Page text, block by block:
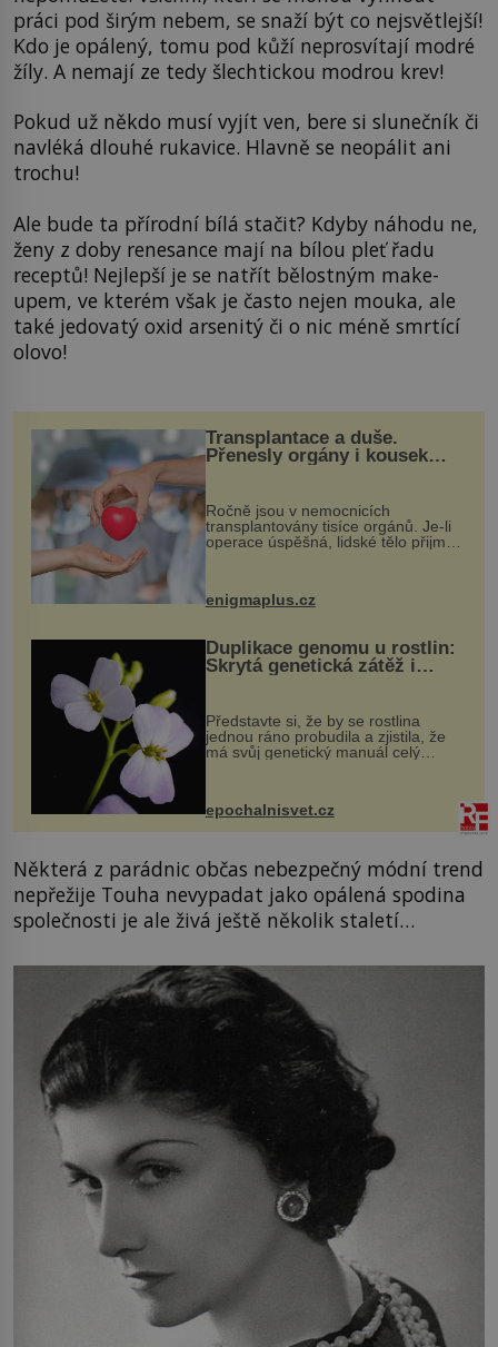
práci pod širým nebem, se snaží být co nejsvětlejší!
Kdo je opálený, tomu pod kůží neprosvítají modré
žíly. A nemají ze tedy šlechtickou modrou krev!
Pokud už někdo musí vyjít ven, bere si slunečník či
navléká dlouhé rukavice. Hlavně se neopálit ani
trochu!
Ale bude ta přírodní bílá stačit? Kdyby náhodu ne,
ženy z doby renesance mají na bílou pleť řadu
receptů! Nejlepší je se natřít bělostným make-
upem, ve kterém však je často nejen mouka, ale
také jedovatý oxid arsenitý či o nic méně smrtící
olovo!
Transplantace a duše.
Přenesly orgány i kousek
Ročně jsou v nemocnicích
transplantovány tisíce orgánů. Je-li
operace úspěšná, lidské tělo přijme
enigmaplus.cz
Duplikace genomu u rostlin:
Skrytá genetická zátěž i
Představte si, že by se rostlina
jednou ráno probudila a zjistila, že
má svůj genetický manuál celý
vstupenka...
epochalnisvet.cz
Některá z parádnic občas nebezpečný módní trend
nepřežije Touha nevypadat jako opálená spodina
společnosti je ale živá ještě několik staletí…